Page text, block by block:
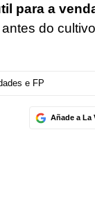
para a
do
e FP
Añade a La